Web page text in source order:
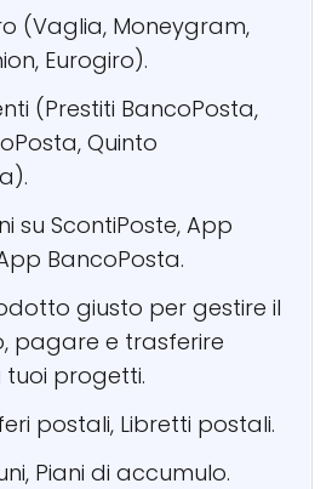
(Vaglia, Moneygram,
Eurogiro).
(Prestiti BancoPosta,
Quinto
su ScontiPoste, App
BancoPosta.
giusto per gestire il
pagare e trasferire
tuoi progetti.
postali, Libretti postali.
Piani di accumulo.